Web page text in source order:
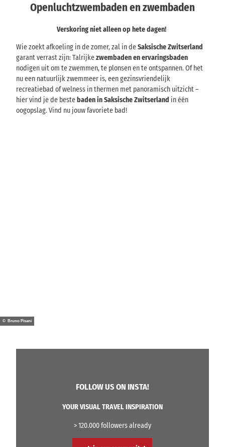
Openluchtzwembaden en zwembaden
Verskoring niet alleen op hete dagen!
Wie zoekt afkoeling in de zomer, zal in deSaksische Zwitserland
garant verrast zijn: Talrijkezwembaden en ervaringsbaden
nodigen uit om te zwemmen, te plonsen en te ontspannen. Of het
nu een natuurlijk zwemmeer is, een gezinsvriendelijk
recreatiebad of welness in thermen met panoramisch uitzicht –
hier vind je de beste baden in Saksische Zwitserland in één
oogopslag. Vind nu jouw favoriete bad!
© Bruno Pisani
FOLLOW US ON INSTA!
YOUR VISUAL TRAVEL INSPIRATION
> 120.000 followers already